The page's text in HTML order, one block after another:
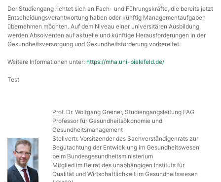
Der Studiengang richtet sich an Fach- und Führungskräfte, die bereits jetzt
Entscheidungsverantwortung haben oder künftig Managementaufgaben
übernehmen möchten. Auf dem Niveau einer universitären Ausbildung
werden Absolventen auf aktuelle und künftige Herausforderungen in der
Gesundheitsversorgung und Gesundheitsförderung vorbereitet.
Weitere Informationen unter: https://mha.uni-bielefeld.de/
Test
Prof. Dr. Wolfgang Greiner, Studiengangsleitung FAG
Professor für Gesundheitsökonomie und
Gesundheitsmanagement
Stellvertr. Vorsitzender des Sachverständigenrats zur
Begutachtung der Entwicklung im Gesundheitswesen
beim Bundesgesundheitsministerium
Mitglied im Beirat des unabhängigen Instituts für
Qualität und Wirtschaftlichkeit im Gesundheitswesen